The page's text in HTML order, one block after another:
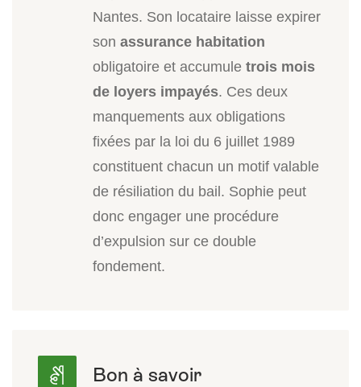
Nantes. Son locataire laisse expirer
son assurance habitation
obligatoire et accumule trois mois
de loyers impayés. Ces deux
manquements aux obligations
fixées par la loi du 6 juillet 1989
constituent chacun un motif valable
de résiliation du bail. Sophie peut
donc engager une procédure
d’expulsion sur ce double
fondement.